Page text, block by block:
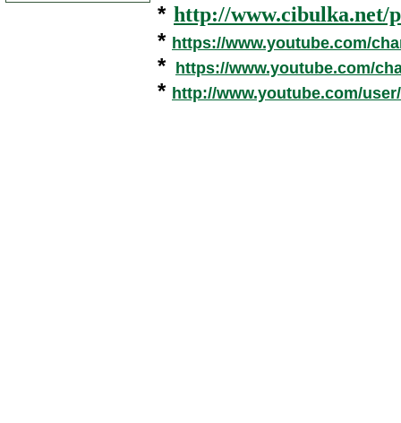
* http://www.cibulka.net/
* https://www.youtube.com/
* https://www.youtube.com/
* http://www.youtube.com/